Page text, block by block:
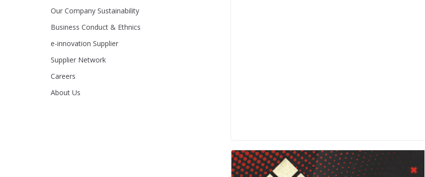
Our Company Sustainability
Business Conduct & Ethnics
e-innovation Supplier
Supplier Network
Careers
About Us